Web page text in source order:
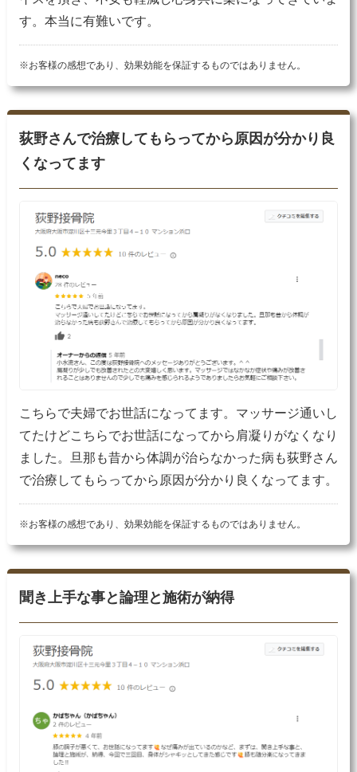
す。本当に有難いです。
※お客様の感想であり、効果効能を保証するものではありません。
荻野さんで治療してもらってから原因が分かり良
くなってます
こちらで夫婦でお世話になってます。マッサージ通いし
てたけどこちらでお世話になってから肩凝りがなくなり
ました。旦那も昔から体調が治らなかった病も荻野さん
で治療してもらってから原因が分かり良くなってます。
※お客様の感想であり、効果効能を保証するものではありません。
聞き上手な事と論理と施術が納得